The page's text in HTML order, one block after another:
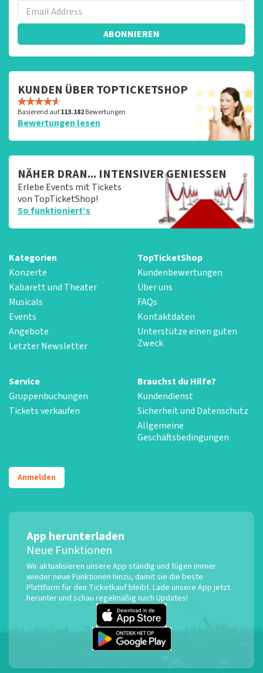
ABONNIEREN
KUNDEN ÜBER TOPTICKETSHOP
Basierend auf113.182Bewertungen
Bewertungen lesen
NÄHER DRAN... INTENSIVER GENIESSEN
Erlebe Events mit Tickets
von TopTicketShop!
So funktioniert‘s
Kategorien
Konzerte
Kabarett und Theater
Musicals
Events
Angebote
Letzter Newsletter
TopTicketShop
Kundenbewertungen
Über uns
FAQs
Kontaktdaten
Unterstütze einen guten
Zweck
Service
Gruppenbuchungen
Tickets verkaufen
Brauchst du Hilfe?
Kundendienst
Sicherheit und Datenschutz
Allgemeine
Geschäftsbedingungen
Anmelden
App herunterladen
Neue Funktionen
Wir aktualisieren unsere App ständig und fügen immer
wieder neue Funktionen hinzu, damit sie die beste
Plattform für den Ticketkauf bleibt. Lade unsere App jetzt
herunter und schau regelmäßig nach Updates!